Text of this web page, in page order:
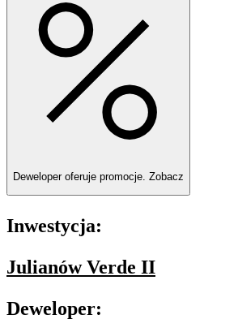
Deweloper oferuje promocje. Zobacz
Inwestycja:
Julianów Verde II
Deweloper: